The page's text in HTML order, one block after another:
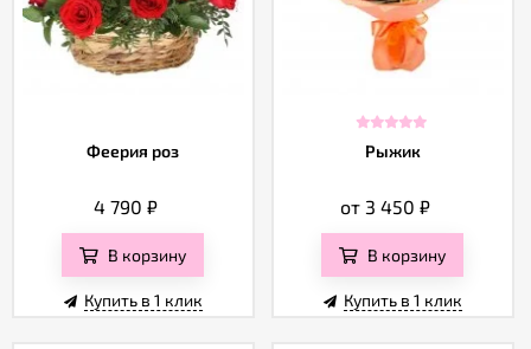
Феерия роз
4 790₽
В корзину
Купить в 1 клик
Рыжик
от 3 450₽
В корзину
Купить в 1 клик